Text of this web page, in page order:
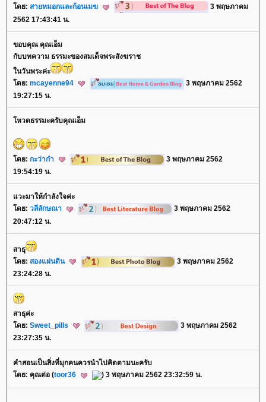
ดย: สายหมอกและก้อนเมฆ
3 พฤษภาคม
2562 17:43:41 น.
ขอบคุณ คุณเอ็ม
กับบทความ ธรรมะของสมเด็จพระสังฆราช
นวันพระค่ะ
ดย: mcayenne94
3 พฤษภาคม 2562
19:27:15 น.
หวตธรรมะครับคุณเอ็ม
ดย: กะว่าก๋า
3 พฤษภาคม 2562
19:54:19 น.
วะมาให้กำลังใจค่ะ
ดย: วลีลักษณา
3 พฤษภาคม 2562
20:47:12 น.
สาธุ
ดย: สองแผ่นดิน
3 พฤษภาคม 2562
23:24:28 น.
สาธุค่ะ
ดย: Sweet_pills
3 พฤษภาคม 2562
23:27:35 น.
คำสอนเป็นสิ่งที่มุกคนควรนำไปคิดตามนะครับ
ดย: คุณต่อ (toor36 ) 3 พฤษภาคม 2562 23:32:59 น.